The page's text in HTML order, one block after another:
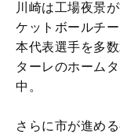
川崎は工場夜景
ケットボールチ
本代表選手を多
ターレのホーム
中。
さらに市が進め